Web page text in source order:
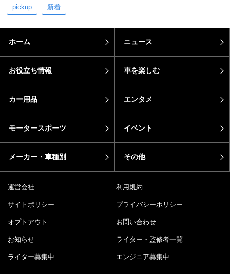
pickup 新着
ホーム ニュース
お役立ち情報 車を楽しむ
カー用品 エンタメ
モータースポーツ イベント
メーカー・車種別 その他
運営会社 利用規約
サイトポリシー プライバシーポリシー
オプトアウト お問い合わせ
お知らせ ライター・監修者一覧
ライター募集中 エンジニア募集中